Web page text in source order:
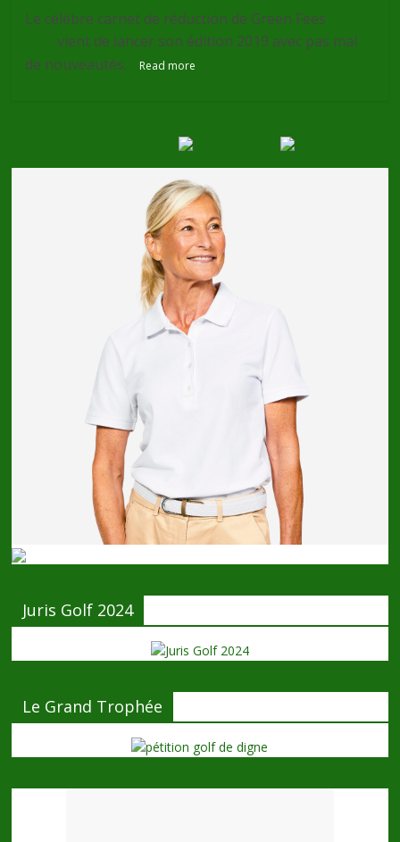
Le célèbre carnet de réduction de Green Fees
vient de lancer son édition 2019 avec pas mal
de nouveautés.
Read more
Juris Golf 2024
Le Grand Trophée